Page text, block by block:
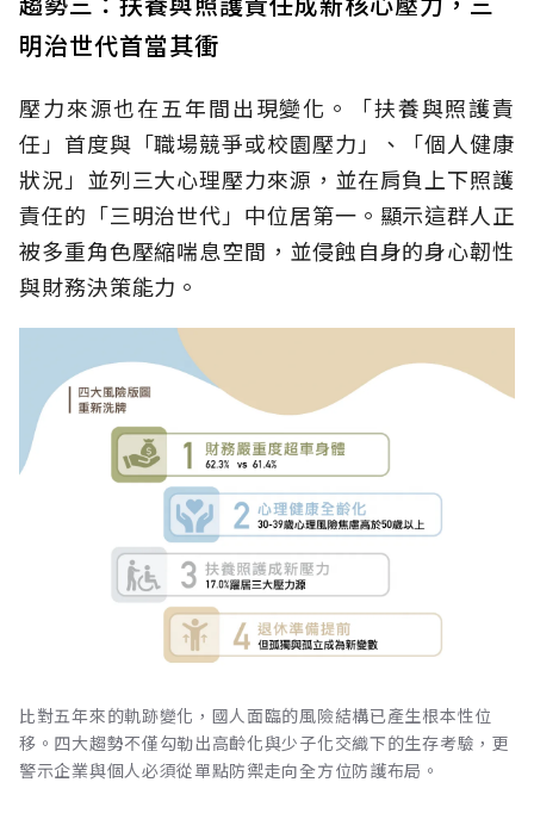
明治世代首當其衝
壓力來源也在五年間出現變化。「扶養與照護責
任」首度與「職場競爭或校園壓力」、「個人健康
狀況」並列三大心理壓力來源，並在肩負上下照護
責任的「三明治世代」中位居第一。顯示這群人正
被多重角色壓縮喘息空間，並侵蝕自身的身心韌性
與財務決策能力。
比對五年來的軌跡變化，國人面臨的風險結構已產生根本性位
移。四大趨勢不僅勾勒出高齡化與少子化交織下的生存考驗，更
警示企業與個人必須從單點防禦走向全方位防護布局。